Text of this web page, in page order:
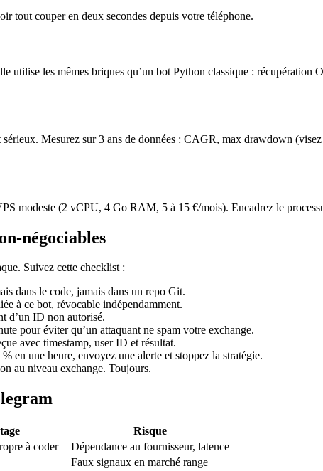
tout couper en deux secondes depuis votre téléphone.
utilise les mêmes briques qu’un bot Python classique :
Mesurez sur 3 ans de données : CAGR, max drawdown
modeste (2 vCPU, 4 Go RAM, 5 à 15 €/mois). Encadrez le
négociables
Suivez cette checklist :
dans le code, jamais dans un repo Git.
à ce bot, révocable indépendamment.
d’un ID non autorisé.
pour éviter qu’un attaquant ne spam votre exchange.
avec timestamp, user ID et résultat.
en une heure, envoyez une alerte et stoppez la stratégie.
au niveau exchange. Toujours.
Risque
à coder
Dépendance au fournisseur, latence
Faux signaux en marché range